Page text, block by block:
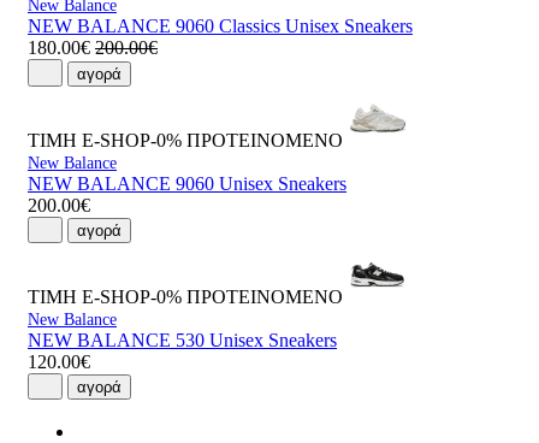
New Balance
NEW BALANCE 9060 Classics Unisex Sneakers
180.00€ 200.00€
αγορά
ΤΙΜΗ E-SHOP-0% ΠΡΟΤΕΙΝΟΜΕΝΟ
New Balance
NEW BALANCE 9060 Unisex Sneakers
200.00€
αγορά
ΤΙΜΗ E-SHOP-0% ΠΡΟΤΕΙΝΟΜΕΝΟ
New Balance
NEW BALANCE 530 Unisex Sneakers
120.00€
αγορά